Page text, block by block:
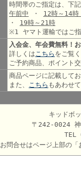
時間帯のご指定は、下
午前中 ・ 12時～14時
・ 19時～21時
※1 ヤマト運輸ではご指
入会金、年会費無料！
詳しくはこちら をご覧く
ご予約商品、ポイント
商品ページに記載して
また、 こちら もあわせ
キッドボ
〒242-0024
TEL
お問合せはページ上部の「